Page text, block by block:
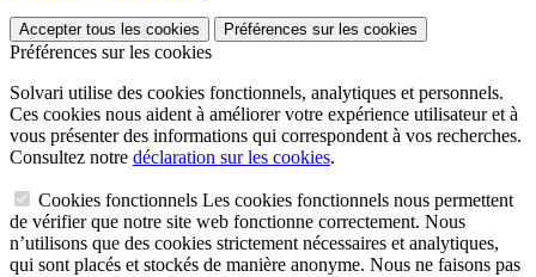
Accepter tous les cookies Préférences sur les cookies
Préférences sur les cookies
Solvari utilise des cookies fonctionnels, analytiques et personnels.
Ces cookies nous aident à améliorer votre expérience utilisateur et à
vous présenter des informations qui correspondent à vos recherches.
Consultez notre déclaration sur les cookies.
Cookies fonctionnels Les cookies fonctionnels nous permettent
de vérifier que notre site web fonctionne correctement. Nous
n’utilisons que des cookies strictement nécessaires et analytiques,
qui sont placés et stockés de manière anonyme. Nous ne faisons pas